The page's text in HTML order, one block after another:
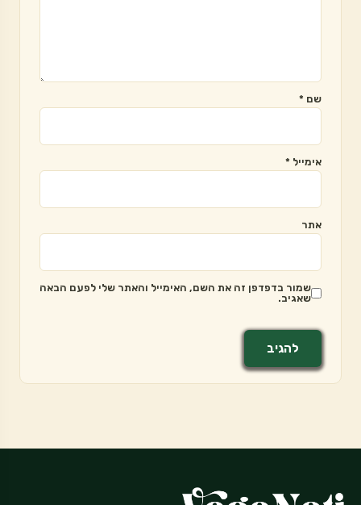
שם *
אימייל *
אתר
שמור בדפדפן זה את השם, האימייל והאתר שלי לפעם הבאה
שאגיב.